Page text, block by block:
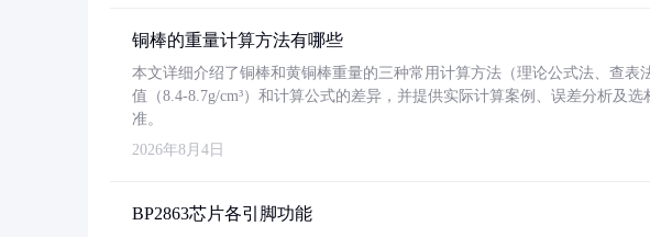
铜棒的重量计算方法有哪些
本文详细介绍了铜棒和黄铜棒重量的三种常用计算方法（理论公式法、查表
值（8.4-8.7g/cm³）和计算公式的差异，并提供实际计算案例、误差分析及
准。
2026年8月4日
BP2863芯片各引脚功能